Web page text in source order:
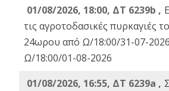
01/08/2026, 18:00, ΔΤ 6239b ,
τις αγροτοδασικές πυρκαγιές
24ωρου από Ω/18:00/31-07-
Ω/18:00/01-08-2026
01/08/2026, 16:55, ΔΤ 6239a ,